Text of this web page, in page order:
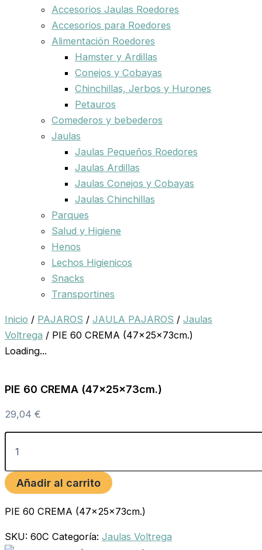
Accesorios Jaulas Roedores
Accesorios para Roedores
Alimentación Roedores
Hamster y Ardillas
Conejos y Cobayas
Chinchillas, Jerbos y Hurones
Petauros
Comederos y bebederos
Jaulas
Jaulas Pequeños Roedores
Jaulas Ardillas
Jaulas Conejos y Cobayas
Jaulas Chinchillas
Parques
Salud y Higiene
Henos
Lechos Higienicos
Snacks
Transportines
Inicio / PAJAROS / JAULA PAJAROS / Jaulas
Voltrega / PIE 60 CREMA (47x25x73cm.)
Loading...
PIE 60 CREMA (47x25x73cm.)
29,04 €
Añadir al carrito
PIE 60 CREMA (47x25x73cm.)
SKU: 60C Categoría: Jaulas Voltrega